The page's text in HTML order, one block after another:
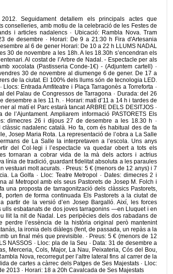
Seguidament detallem els principals actes que
conselleries, amb motiu de la celebració de les Festes de
i articles nadalencs · Ubicació: Rambla Nova. Tram
de desembre · Horari: De 9 a 21:30 h Fira d'Artesania
al 6 de gener Horari: De 10 a 22 h LLUMS NADAL
30 de novembre a les 18h. A les 18.30h s’encendran els
Al costat de l’Arbre de Nadal. - Espectacle per als
xocolata (Pastisseria Conde-1€) - (Adjuntem cartell) ·
30 de novembre al diumenge 6 de gener. De 17 a
de la ciutat. El 100% dels llums són de tecnologia LED.
Entrada Amfiteatre i Plaça Tarragonès a Torreforta ·
del Palau de Congressos de Tarragona · Durada: del 26
a les 11 h. · Horari: matí d’11 a 14 h i tardes de
al matí el Parc estarà tancat ARBRE DELS DESITJOS ·
l’Ajuntament. Ampliarem informació PASTORETS Els
dimecres 26 i dijous 27 de desembre a les 18.30 h ·
nadalenc català. Ho fa, com és habitual des de fa
Josep Maria Rota. La representació de l’obra a La Salle
de La Salle la interpretaven a l’escola. Uns anys
del Col·legi i l’espectacle va quedar obert a tots els
tornaran a cobrar vida de la mà dels actors i actrius
línia de tradició, guardant fidelitat absoluta a les paraules
molt acurats. · Preus: 5 € (menors de 12 anys) i 7
La Golfa · Lloc: Teatre Metropol · Dates: dimecres 2 i
al Metropol amb els seus Pastorets de Josep M. Folch i
una proposta de tarragonització dels clàssics Pastorets,
porten de forma continuada Els Pastorets a la ciutat de
partir de la versió d’en Josep Bargalló. Així, les forces
esbatanats de dos joves tarragonins —en Lluquet i en
llit la nit de Nadal. Les peripècies dels dos rabadans de
l’essència de la història original però mantenint
la ironia dels diàlegs (fent, de passada, un repàs a la
un final més que previsible. · Preus: 5 € (menors de 12
NASSOS · Lloc: pla de la Seu · Data: 31 de desembre a
Merceria, Cols, Major, La Nau, Peixateria, Cós del Bou,
Nova, recorregut per l’altre lateral fins al carrer de la
de cartes a càrrec dels Patges de Ses Majestats · Lloc:
2013 · Horari: 18 a 20h Cavalcada de Ses Majestats